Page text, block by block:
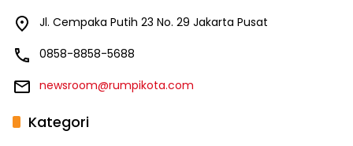
Jl. Cempaka Putih 23 No. 29 Jakarta Pusat
0858-8858-5688
newsroom@rumpikota.com
Kategori